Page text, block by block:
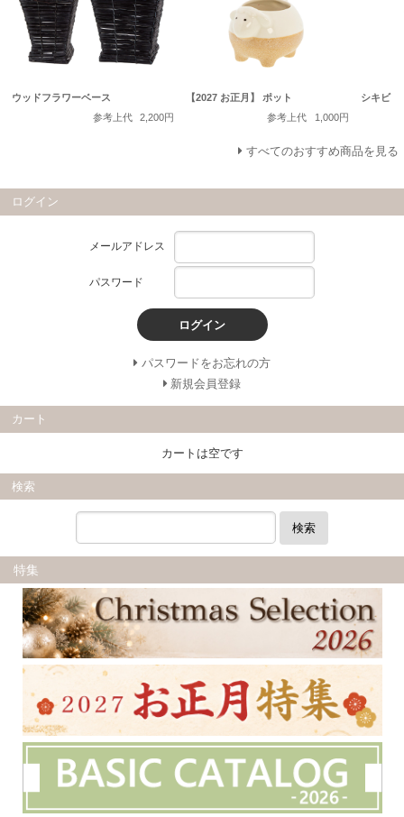
ウッドフラワーベース
参考上代
2,200円
【2027 お正月】 ポット
参考上代
1,000円
シキビ
すべてのおすすめ商品を見る
ログイン
メールアドレス
パスワード
ログイン
パスワードをお忘れの方
新規会員登録
カート
カートは空です
検索
検索
特集